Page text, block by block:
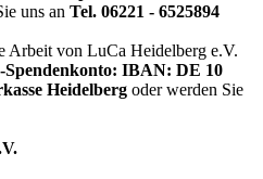
uns an Tel. 06221 - 6525894
Arbeit von LuCa Heidelberg e.V.
IBAN: DE 10
Heidelberg oder werden Sie